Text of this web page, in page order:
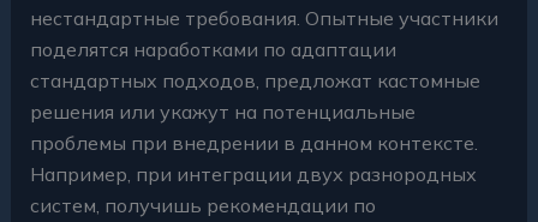
нестандартные требования. Опытные участники
поделятся наработками по адаптации
стандартных подходов, предложат кастомные
решения или укажут на потенциальные
проблемы при внедрении в данном контексте.
Например, при интеграции двух разнородных
систем, получишь рекомендации по